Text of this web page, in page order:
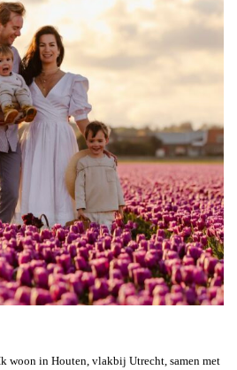
woon in Houten, vlakbij Utrecht, samen met